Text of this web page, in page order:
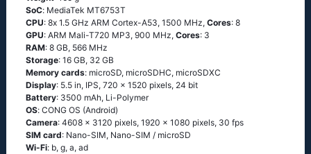
SoC: МеdiаТеk МТ6753Т
CPU: 8х 1.5 GНz АRМ Соrtех-А53, 1500 MHz, Cores: 8
GPU: ARM Mali-T720 MP3, 900 MHz, Cores: 3
RAM: 8 GB, 566 MHz
Storage: 16 GB, 32 GB
Memory cards: microSD, microSDHC, microSDXC
Display: 5.5 in, IPS, 720 x 1520 pixels, 24 bit
Battery: 3500 mAh, Li-Polymer
OS: СОΝG ОS (Аndrоid)
Camera: 4608 x 3120 pixels, 1920 x 1080 pixels, 30 fps
SIM card: Nano-SIM, Nano-SIM / microSD
Wi-Fi: b, g, а, аd